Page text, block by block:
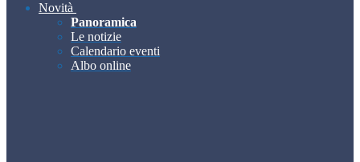
Novità
Panoramica
Le notizie
Calendario eventi
Albo online